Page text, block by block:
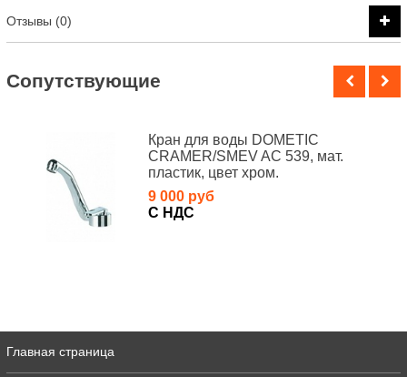
Отзывы (0)
Cопутствующие
Кран для воды DOMETIC
CRAMER/SMEV AC 539, мат.
пластик, цвет хром.
9 000 руб
С НДС
Главная страница